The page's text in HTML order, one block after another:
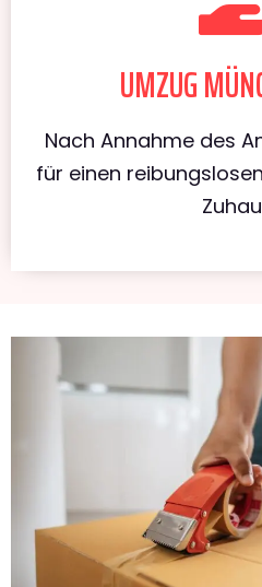
UMZUG
Nach Annahme des
für einen